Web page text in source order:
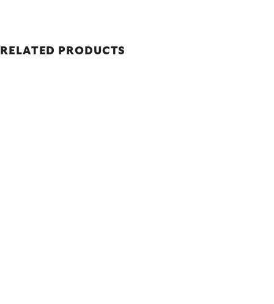
RELATED PRODUCTS